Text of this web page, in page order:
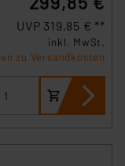
UVP 319,85 € **
inkl. MwSt.
zu Versandkosten